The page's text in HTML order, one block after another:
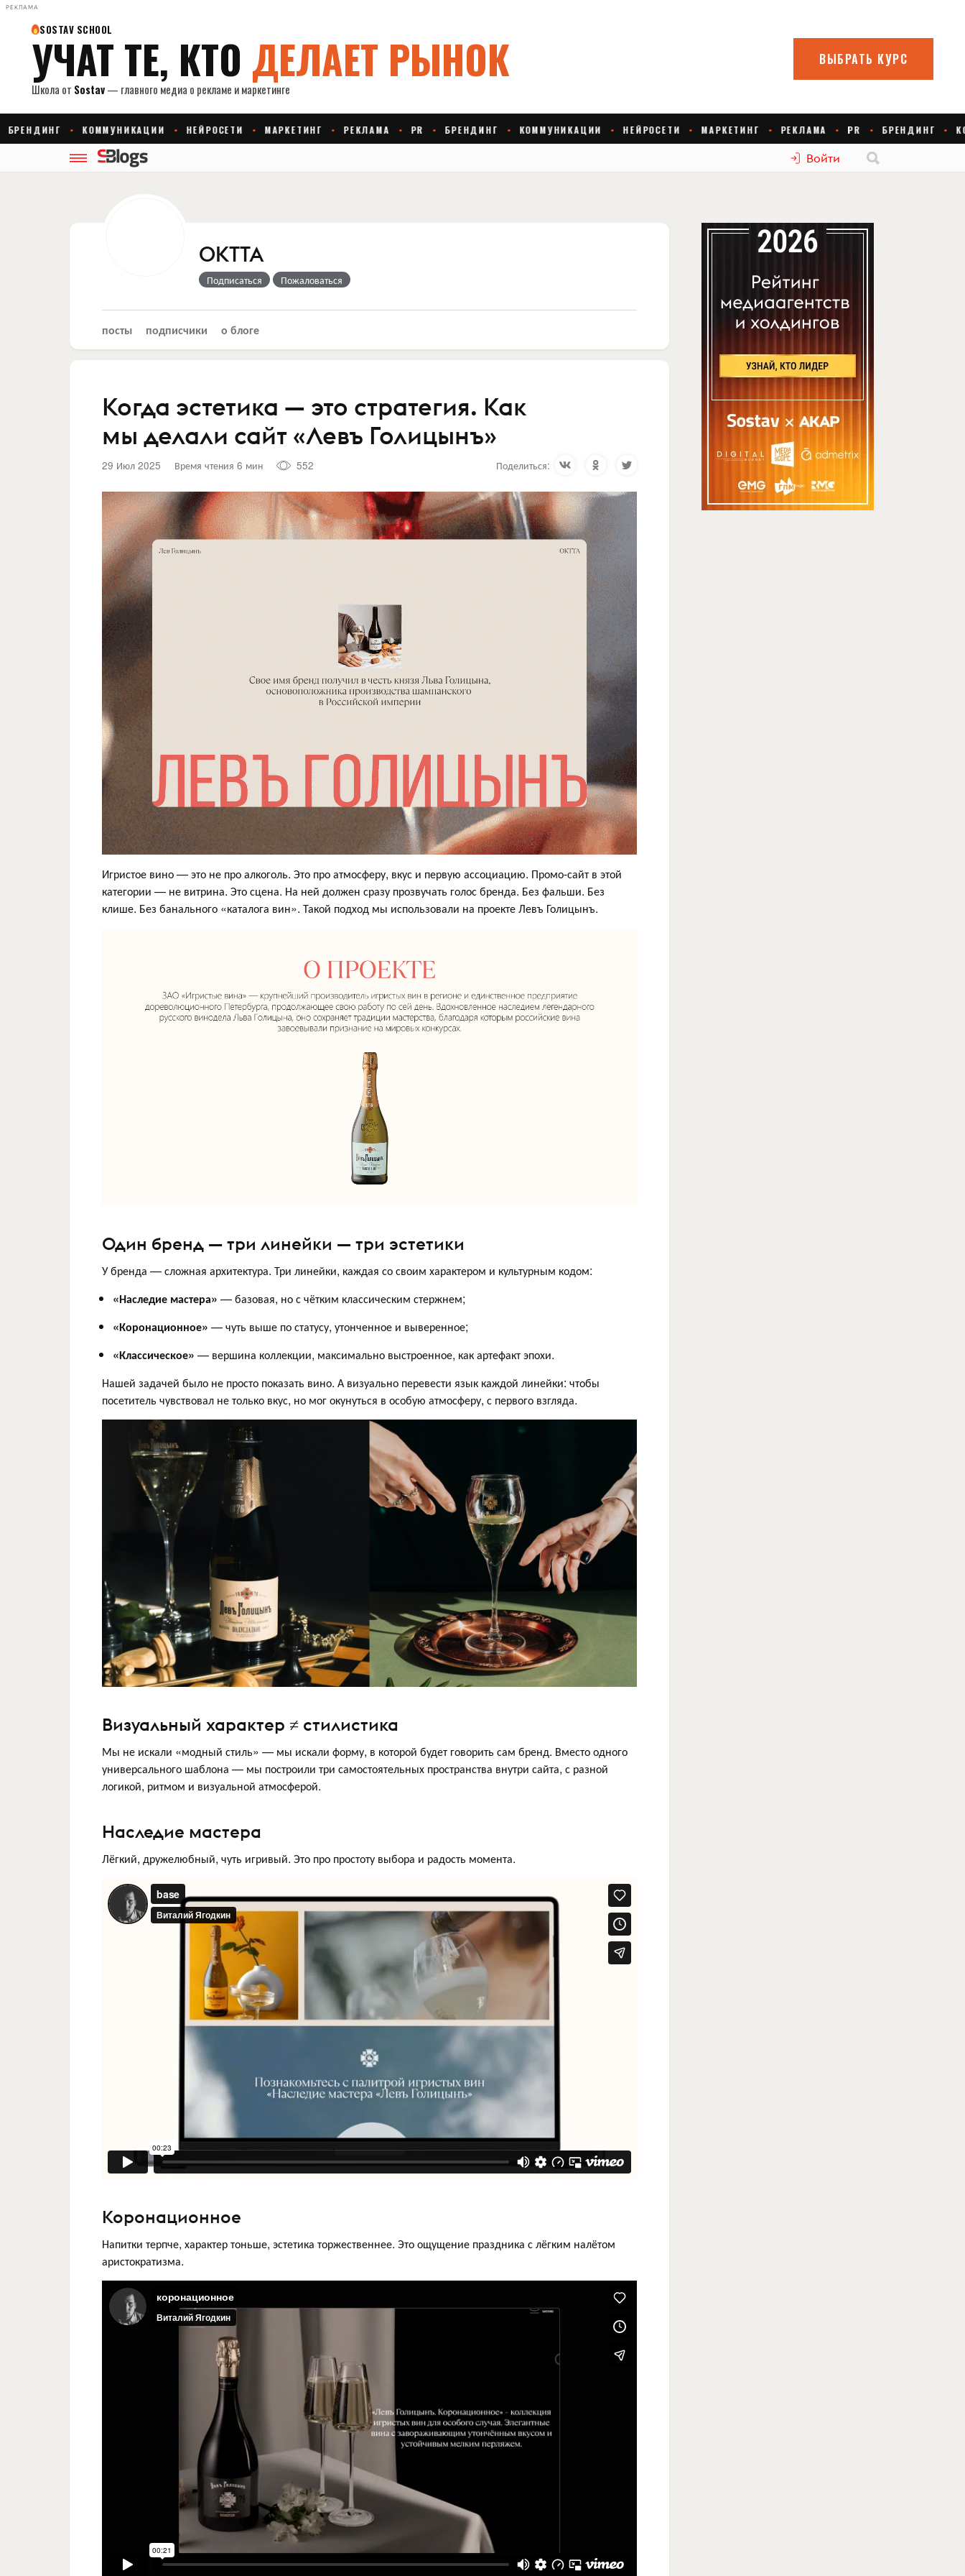
РЕКЛАМА
Войти
OKTTA
Подписаться Пожаловаться
посты подписчики о блоге
Когда эстетика — это стратегия. Как
мы делали сайт «Левъ Голицынъ»
29 Июл 2025 Время чтения 6 мин 552 Поделиться:
Игристое вино — это не про алкоголь. Это про атмосферу, вкус и первую ассоциацию. Промо-сайт в этой
категории — не витрина. Это сцена. На ней должен сразу прозвучать голос бренда. Без фальши. Без
клише. Без банального «каталога вин». Такой подход мы использовали на проекте Левъ Голицынъ.
Один бренд — три линейки — три эстетики
У бренда — сложная архитектура. Три линейки, каждая со своим характером и культурным кодом:
«Наследие мастера» — базовая, но с чётким классическим стержнем;
«Коронационное» — чуть выше по статусу, утонченное и выверенное;
«Классическое» — вершина коллекции, максимально выстроенное, как артефакт эпохи.
Нашей задачей было не просто показать вино. А визуально перевести язык каждой линейки: чтобы
посетитель чувствовал не только вкус, но мог окунуться в особую атмосферу, с первого взгляда.
Визуальный характер ≠ стилистика
Мы не искали «модный стиль» — мы искали форму, в которой будет говорить сам бренд. Вместо одного
универсального шаблона — мы построили три самостоятельных пространства внутри сайта, с разной
логикой, ритмом и визуальной атмосферой.
Наследие мастера
Лёгкий, дружелюбный, чуть игривый. Это про простоту выбора и радость момента.
Коронационное
Напитки терпче, характер тоньше, эстетика торжественнее. Это ощущение праздника с лёгким налётом
аристократизма.